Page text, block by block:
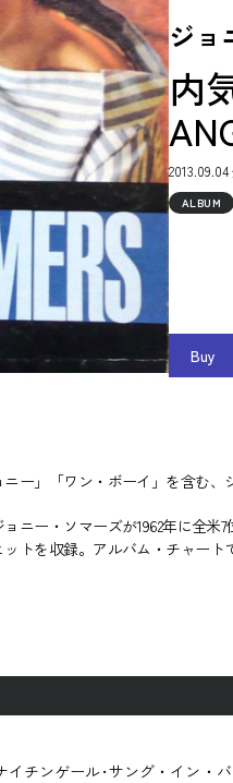
ジョ
内
ALBUM
Buy
ー」「ワン・ボーイ」を含む、
ニー・ソマーズが1962年に全
トを収録。アルバム・チャート
イチンゲール･サング・イン・